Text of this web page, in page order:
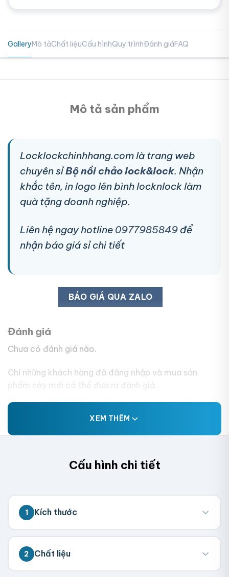
GalleryMô tảChất liệuCấu hìnhQuy trìnhĐánh giáFAQ
Mô tả sản phẩm
Locklockchinhhang.com là trang web
chuyên sỉBộ nồi chảo lock&lock. Nhận
khắc tên, in logo lên bình locknlock làm
quà tặng doanh nghiệp.
Liên hệ ngay hotline 0977985849 để
nhận báo giá sỉ chi tiết
BÁO GIÁ QUA ZALO
Đánh giá
Chưa có đánh giá nào.
Chỉ những khách hàng đã đăng nhập và mua sản
phẩm này mới có thể đưa ra đánh giá.
XEM THÊM
Cấu hình chi tiết
1 Kích thước
💡 Đo kích thước bên trong hộp (nơi chứa
sản phẩm). Chúng tôi sẽ tính toán kích
thước tổng thể.
2 Chất liệu